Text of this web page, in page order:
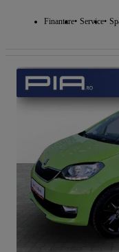
Finantare Service